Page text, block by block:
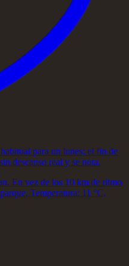
para un lunes; el fin de
descanso real y se nota.
En vez de los 10 km de ritmo
Temperatura: 11 °C,